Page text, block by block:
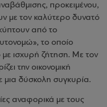
προκειμένου,
με τον καλύτερο δυνατό
από το
το οποίο
με ισχυρή ζήτηση. Με τον
την οικονομική
δύσκολη συγκυρία.
αναφορικά με τους